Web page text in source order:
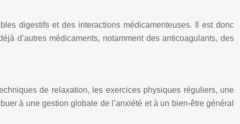
digestifs et des interactions médicamenteuses. Il est donc
d’autres médicaments, notamment des anticoagulants, des
de relaxation, les exercices physiques réguliers, une
à une gestion globale de l’anxiété et à un bien-être général